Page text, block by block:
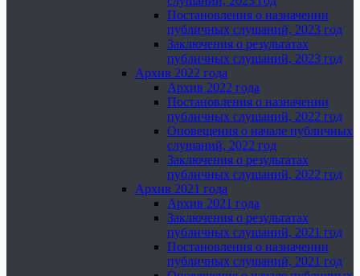
Постановления о назначении
публичных слушаний, 2023 год
Заключения о результатах
публичных слушаний, 2023 год
Архив 2022 года
Архив 2022 года
Постановления о назначении
публичных слушаний, 2022 год
Оповещения о начале публичных
слушаний, 2022 год
Заключения о результатах
публичных слушаний, 2022 год
Архив 2021 года
Архив 2021 года
Заключения о результатах
публичных слушаний, 2021 год
Постановления о назначении
публичных слушаний, 2021 год